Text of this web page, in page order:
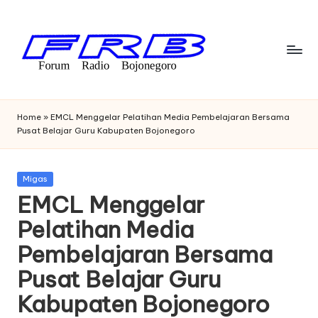
content
F
o
r
u
m
R
a
di
o
Bojonegoro
Home » ​​​EMCL Menggelar Pelatihan Media Pembelajaran Bersama
Pusat Belajar Guru Kabupaten Bojonegoro
Posted
Migas
​​​EMCL Menggelar
Pelatihan Media
Pembelajaran Bersama
Pusat Belajar Guru
Kabupaten Bojonegoro